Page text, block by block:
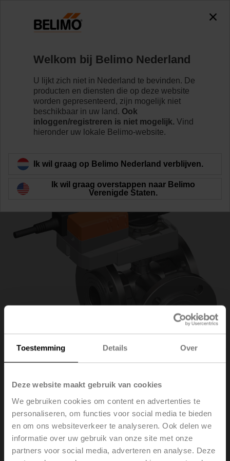
Toestemming Details Over
Deze website maakt gebruik van cookies
We gebruiken cookies om content en advertenties te
personaliseren, om functies voor social media te bieden
en om ons websiteverkeer te analyseren. Ook delen we
informatie over uw gebruik van onze site met onze
partners voor social media, adverteren en analyse. Deze
R7032R-B3/SR24A-S
Meer informatie
Terug naar product categorie
R7032R-B3/SR24A-S
Kogelkraan omschakelaar, 3-weg, DN 32, Flens, PN 6,
ps 600 kPa, Kvs 32 m³/h,
Mediumtemperatuur -10...100°C [14...212°F]
Welkom bij Belimo Nederland
U lijkt zich niet in Nederland te bevinden. De
producten en diensten die op deze website
worden gepresenteerd, zijn mogelijk niet
beschikbaar in uw land. Ook
inloggen/registreren is niet mogelijk. Vind
hieronder uw lokale Belimo-website.
Ik wil graag op Belimo Nederland verblijven.
Ik wil graag overstappen naar Belimo
Verenigde Staten.